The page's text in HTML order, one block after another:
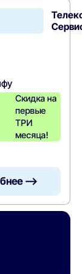
Скидка на
первые
ТРИ
месяца!
—>